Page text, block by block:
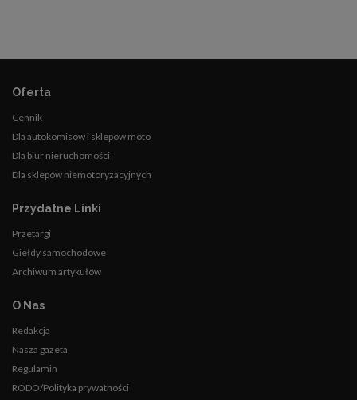
Oferta
Cennik
Dla autokomisów i sklepów moto
Dla biur nieruchomości
Dla sklepów niemotoryzacyjnych
Przydatne Linki
Przetargi
Giełdy samochodowe
Archiwum artykułów
O Nas
Redakcja
Nasza gazeta
Regulamin
RODO/Polityka prywatności